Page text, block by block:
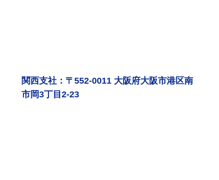
関西支社：〒552-0011 大阪府大阪市港区南
市岡3丁目2-23